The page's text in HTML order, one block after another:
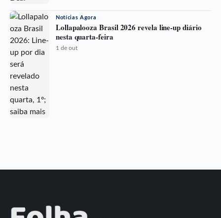
Notícias Agora
Lollapalooza Brasil 2026 revela line-up diário
nesta quarta-feira
1 de out